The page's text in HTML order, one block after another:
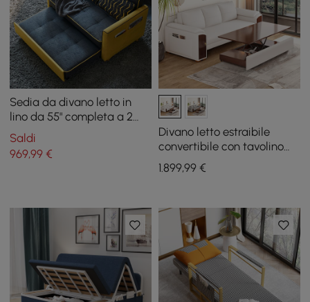
Sedia da divano letto in
lino da 55" completa a 2
posti
Saldi
969,99 €
Divano letto estraibile
convertibile con tavolino
da caffè sollevabile
1.899,99€